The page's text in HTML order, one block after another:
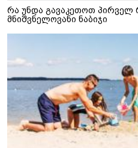
რა უნდა გავაკეთოთ პირველ
მნიშვნელოვანი ნაბიჯი